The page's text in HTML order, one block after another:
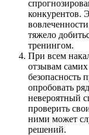
конкурентов.
тяжело
тренингом.
При всем
отзывам самих
безопасность
опробовать
невероятный
проверить
ними может
решений.